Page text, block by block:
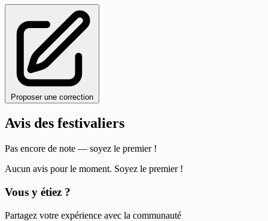
Proposer une correction
Avis des festivaliers
Pas encore de note — soyez le premier !
Aucun avis pour le moment. Soyez le premier !
Vous y étiez ?
Partagez votre expérience avec la communauté